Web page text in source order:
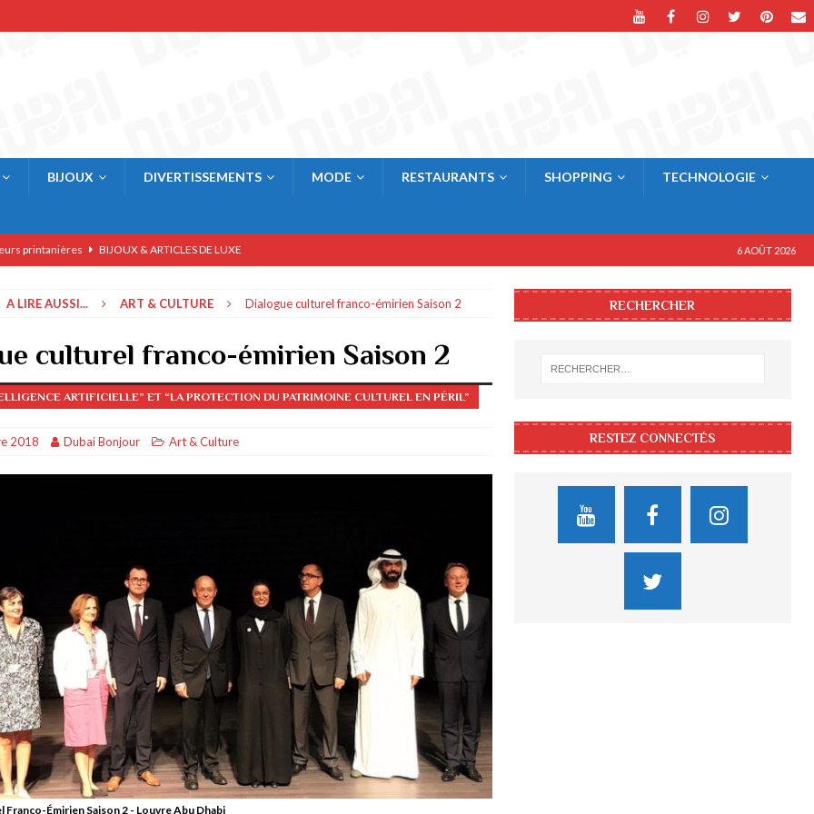
BIJOUX DIVERTISSEMENTS MODE RESTAURANTS SHOPPING TECHNOLOGIE
printanières BIJOUX & ARTICLES DE LUXE
AFFAIRES & ECONOMIE
BIJOUX & ARTICLES DE LUXE
& COMMERCE
à Dubai RESTAURANTS & BARS
VOYAGES & TOURISME
6 AOÛT 2026
A LIRE AUSSI... ART & CULTURE Dialogue culturel franco-émirien Saison 2
culturel franco-émirien Saison 2
ARTIFICIELLE” ET “LA PROTECTION DU PATRIMOINE CULTUREL EN PÉRIL”
2018 Dubai Bonjour Art & Culture
Franco-Émirien Saison 2 - Louvre Abu Dhabi
RECHERCHER
RESTEZ CONNECTÉS